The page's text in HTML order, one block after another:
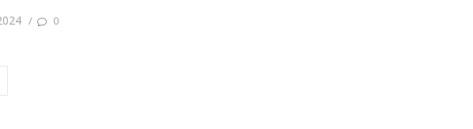
/ 0